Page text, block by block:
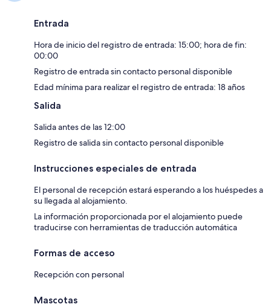
Entrada
Hora de inicio del registro de entrada: 15:00; hora de fin:
00:00
Registro de entrada sin contacto personal disponible
Edad mínima para realizar el registro de entrada: 18 años
Salida
Salida antes de las 12:00
Registro de salida sin contacto personal disponible
Instrucciones especiales de entrada
El personal de recepción estará esperando a los huéspedes a
su llegada al alojamiento.
La información proporcionada por el alojamiento puede
traducirse con herramientas de traducción automática
Formas de acceso
Recepción con personal
Mascotas